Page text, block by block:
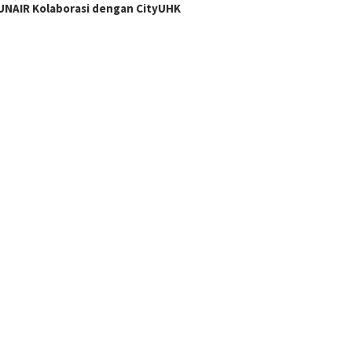
Kolaborasi dengan CityUHK